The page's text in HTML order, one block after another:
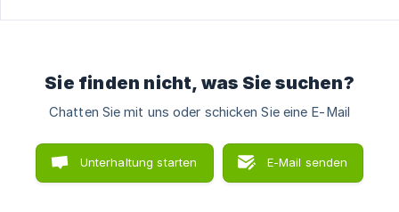
Sie finden nicht, was Sie suchen?
Chatten Sie mit uns oder schicken Sie eine E-Mail
Unterhaltung starten E-Mail senden